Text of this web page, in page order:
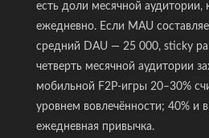
есть доли месячной аудитории,
ежедневно. Если MAU
средний DAU — 25 000, sticky
четверть месячной аудитории
мобильной F2P-игры 20–30%
уровнем вовлечённости; 40% и
ежедневная привычка.